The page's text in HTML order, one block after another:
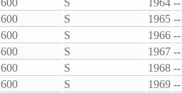
600 S 1965 --
600 S 1966 --
600 S 1967 --
600 S 1968 --
600 S 1969 --